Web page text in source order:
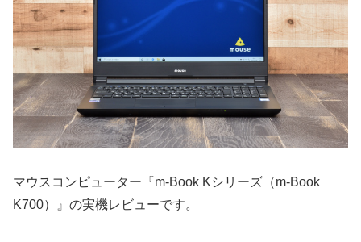
マウスコンピューター『m-Book Kシリーズ（m-Book
K700）』の実機レビューです。